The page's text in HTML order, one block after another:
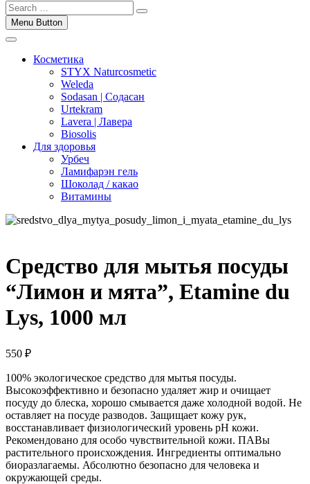
Menu Button
Косметика
STYX Naturcosmetic
Weleda
Sodasan | Содасан
Urtekram
Lavera | Лавера
Biosolis
Для здоровья
Урбеч
Ламифарэн гель
Шоколад / какао
Витамины
Средство для мытья посуды
“Лимон и мята”, Etamine du
Lys, 1000 мл
550 ₽
100% экологическое средство для мытья посуды.
Высокоэффективно и безопасно удаляет жир и очищает
посуду до блеска, хорошо смывается даже холодной водой. Не
оставляет на посуде разводов. Защищает кожу рук,
восстанавливает физиологический уровень рН кожи.
Рекомендовано для особо чувствительной кожи. ПАВы
растительного происхождения. Ингредиенты оптимально
биоразлагаемы. Абсолютно безопасно для человека и
окружающей среды.